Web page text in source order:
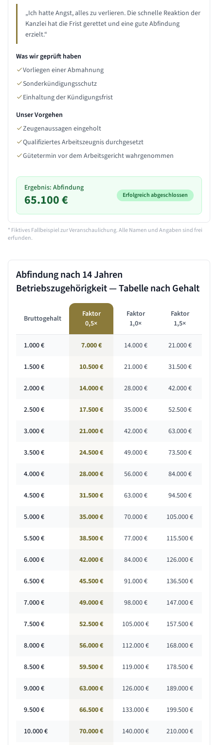
„Ich hatte Angst, alles zu verlieren. Die schnelle Reaktion der
Kanzlei hat die Frist gerettet und eine gute Abfindung
erzielt.“
Was wir geprüft haben
Vorliegen einer Abmahnung
Sonderkündigungsschutz
Einhaltung der Kündigungsfrist
Unser Vorgehen
Zeugenaussagen eingeholt
Qualifiziertes Arbeitszeugnis durchgesetzt
Gütetermin vor dem Arbeitsgericht wahrgenommen
Ergebnis: Abfindung
65.100 € Erfolgreich abgeschlossen
* Fiktives Fallbeispiel zur Veranschaulichung. Alle Namen und Angaben sind frei
erfunden.
Abfindung nach 14 Jahren
Betriebszugehörigkeit — Tabelle nach Gehalt
Bruttogehalt
Faktor
0,5×
Faktor
1,0×
Faktor
1,5×
1.000€ 7.000 € 14.000 € 21.000 €
1.500€ 10.500 € 21.000 € 31.500 €
2.000€ 14.000 € 28.000 € 42.000 €
2.500€ 17.500 € 35.000 € 52.500 €
3.000€ 21.000 € 42.000 € 63.000 €
3.500€ 24.500 € 49.000 € 73.500 €
4.000€ 28.000 € 56.000 € 84.000 €
4.500€ 31.500 € 63.000 € 94.500 €
5.000€ 35.000 € 70.000 € 105.000 €
5.500€ 38.500 € 77.000 € 115.500 €
6.000€ 42.000 € 84.000 € 126.000 €
6.500€ 45.500 € 91.000 € 136.500 €
7.000€ 49.000 € 98.000 € 147.000 €
7.500€ 52.500 € 105.000 € 157.500 €
8.000€ 56.000 € 112.000 € 168.000 €
8.500€ 59.500 € 119.000 € 178.500 €
9.000€ 63.000 € 126.000 € 189.000 €
9.500€ 66.500 € 133.000 € 199.500 €
10.000€ 70.000 € 140.000 € 210.000 €